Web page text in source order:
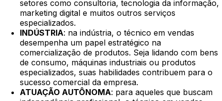
setores como consultoria, tecnologia da informação,
marketing digital e muitos outros serviços
especializados.
INDÚSTRIA: na indústria, o técnico em vendas
desempenha um papel estratégico na
comercialização de produtos. Seja lidando com bens
de consumo, máquinas industriais ou produtos
especializados, suas habilidades contribuem para o
sucesso comercial da empresa.
ATUAÇÃO AUTÔNOMA: para aqueles que buscam